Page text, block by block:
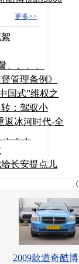
更多>>
、、、、
管理条例》
国式”维权之
：驾驭小
返冰河时代-全
，，
长安提点儿
(
2009款道奇酷博